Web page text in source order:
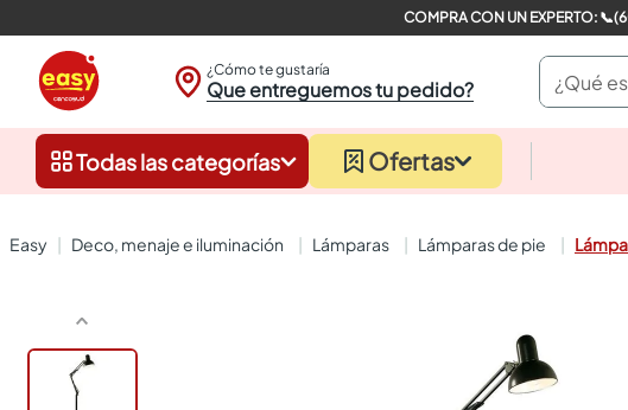
COMPRA
¿Cómo te gustaría
Que entreguemos tu pedido?
¿Qué
Todas las categorías Ofertas
deco, menaje e iluminación lámparas lámparas de pie
closet